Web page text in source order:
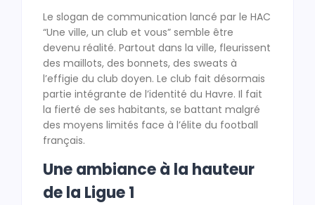
Le slogan de communication lancé par le HAC
“Une ville, un club et vous” semble être
devenu réalité. Partout dans la ville, fleurissent
des maillots, des bonnets, des sweats à
l’effigie du club doyen. Le club fait désormais
partie intégrante de l’identité du Havre. Il fait
la fierté de ses habitants, se battant malgré
des moyens limités face à l’élite du football
français.
Une ambiance à la hauteur
de la Ligue 1